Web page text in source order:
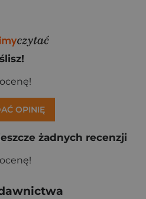
OPINIĘ
żadnych recenzji